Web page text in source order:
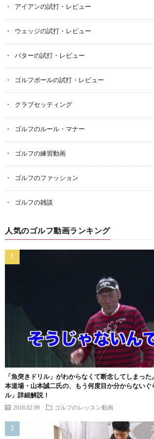
アイアンの試打・レビュー
ウェッジの試打・レビュー
パターの試打・レビュー
ゴルフボールの試打・レビュー
クラブセッティング
ゴルフのルール・マナー
ゴルフの練習動画
ゴルフのファッション
ゴルフの雑談
人気のゴルフ動画ランキング
「魚突きドリル」がわからなくて断念してしまっ
本道場・山本誠二氏の、もう何度目か分からないぐ
ル」詳細解説！
2018.02.09 ゴルフのレッスン動画